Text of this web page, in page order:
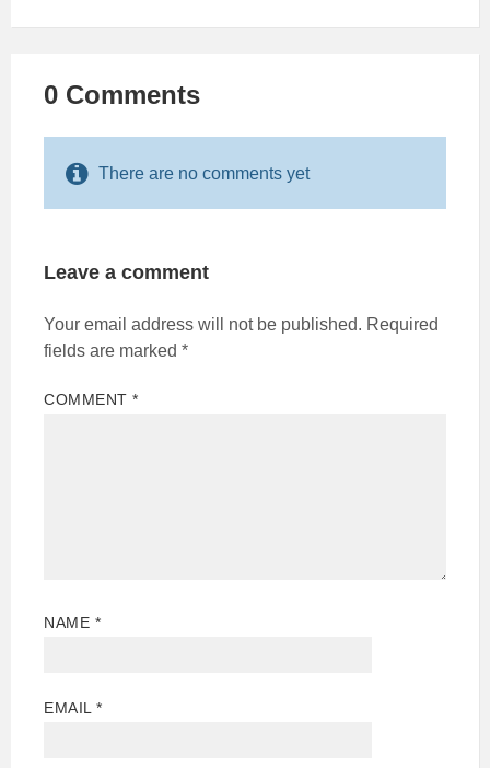
0 Comments
There are no comments yet
Leave a comment
Your email address will not be published. Required
fields are marked *
COMMENT*
NAME *
EMAIL*